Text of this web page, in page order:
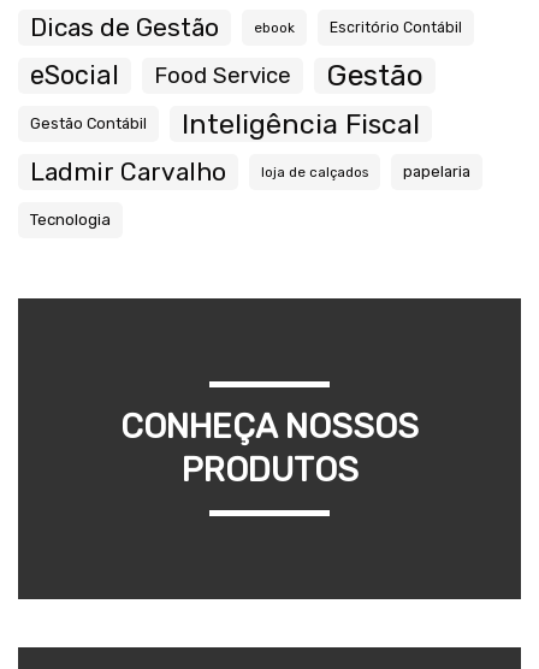
Dicas de Gestão ebook Escritório Contábil
eSocial Food Service Gestão
Gestão Contábil Inteligência Fiscal
Ladmir Carvalho loja de calçados papelaria
Tecnologia
CONHEÇA NOSSOS
PRODUTOS